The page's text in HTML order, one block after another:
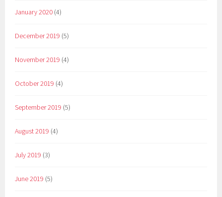
January 2020 (4)
December 2019 (5)
November 2019 (4)
October 2019 (4)
September 2019 (5)
August 2019 (4)
July 2019 (3)
June 2019 (5)